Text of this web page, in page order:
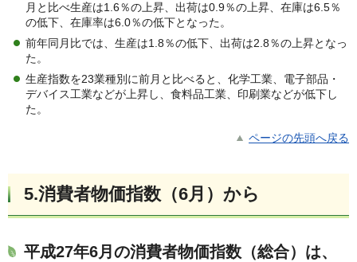
月と比べ生産は1.6％の上昇、出荷は0.9％の上昇、在庫は6.5％
の低下、在庫率は6.0％の低下となった。
前年同月比では、生産は1.8％の低下、出荷は2.8％の上昇となっ
た。
生産指数を23業種別に前月と比べると、化学工業、電子部品・
デバイス工業などが上昇し、食料品工業、印刷業などが低下し
た。
ページの先頭へ戻る
5.消費者物価指数（6月）から
平成27年6月の消費者物価指数（総合）は、